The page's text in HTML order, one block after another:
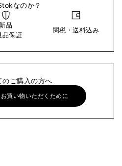
なのか？
新品
品保証
関税・送料込み
のご購入の方へ
買い物いただくために